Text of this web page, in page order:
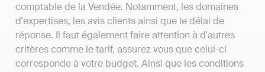
comptable de la Vendée. Notamment, les domaines
d'expertises, les avis clients ainsi que le délai de
réponse. Il faut également faire attention à d'autres
critères comme le tarif, assurez vous que celui-ci
corresponde à votre budget. Ainsi que les conditions